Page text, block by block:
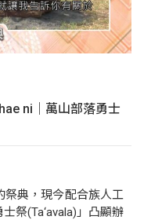
ni｜萬山部落勇士
祭典，現今配合族人工
祭(Ta‘avala)」凸顯辦